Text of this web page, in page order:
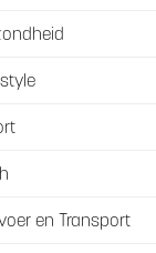
en Transport